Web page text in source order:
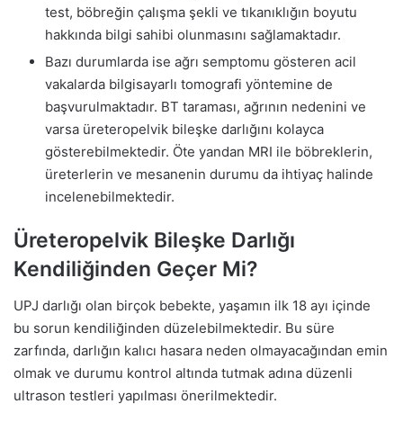
test, böbreğin çalışma şekli ve tıkanıklığın boyutu
hakkında bilgi sahibi olunmasını sağlamaktadır.
Bazı durumlarda ise ağrı semptomu gösteren acil
vakalarda bilgisayarlı tomografi yöntemine de
başvurulmaktadır. BT taraması, ağrının nedenini ve
varsa üreteropelvik bileşke darlığını kolayca
gösterebilmektedir. Öte yandan MRI ile böbreklerin,
üreterlerin ve mesanenin durumu da ihtiyaç halinde
incelenebilmektedir.
Üreteropelvik Bileşke Darlığı
Kendiliğinden Geçer Mi?
UPJ darlığı olan birçok bebekte, yaşamın ilk 18 ayı içinde
bu sorun kendiliğinden düzelebilmektedir. Bu süre
zarfında, darlığın kalıcı hasara neden olmayacağından emin
olmak ve durumu kontrol altında tutmak adına düzenli
ultrason testleri yapılması önerilmektedir.